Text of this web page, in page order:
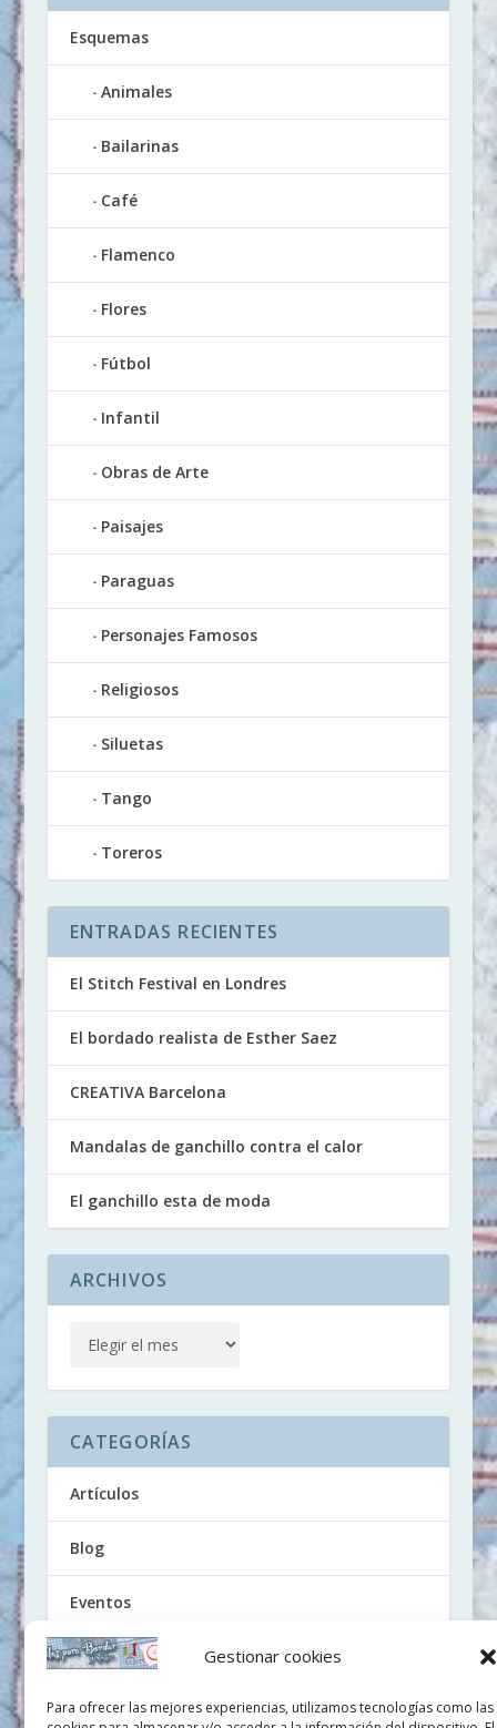
Gestionar cookies
Para ofrecer las mejores experiencias, utilizamos tecnologías como las
Esquemas
Animales
Bailarinas
Café
Flamenco
Flores
Fútbol
Infantil
Obras de Arte
Paisajes
Paraguas
Personajes Famosos
Religiosos
Siluetas
Tango
Toreros
ENTRADAS RECIENTES
El Stitch Festival en Londres
El bordado realista de Esther Saez
CREATIVA Barcelona
Mandalas de ganchillo contra el calor
El ganchillo esta de moda
ARCHIVOS
CATEGORÍAS
Artículos
Blog
Eventos
Noticias
Tutoriales